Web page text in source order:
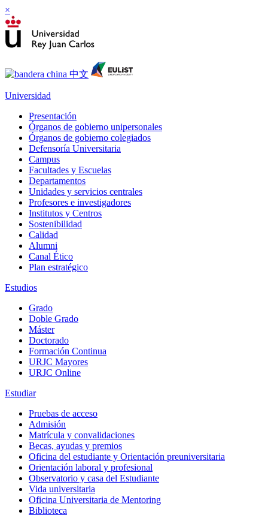
×
Universidad
Presentación
Órganos de gobierno unipersonales
Órganos de gobierno colegiados
Defensoría Universitaria
Campus
Facultades y Escuelas
Departamentos
Unidades y servicios centrales
Profesores e investigadores
Institutos y Centros
Sostenibilidad
Calidad
Alumni
Canal Ético
Plan estratégico
Estudios
Grado
Doble Grado
Máster
Doctorado
Formación Continua
URJC Mayores
URJC Online
Estudiar
Pruebas de acceso
Admisión
Matrícula y convalidaciones
Becas, ayudas y premios
Oficina del estudiante y Orientación preuniversitaria
Orientación laboral y profesional
Observatorio y casa del Estudiante
Vida universitaria
Oficina Universitaria de Mentoring
Biblioteca